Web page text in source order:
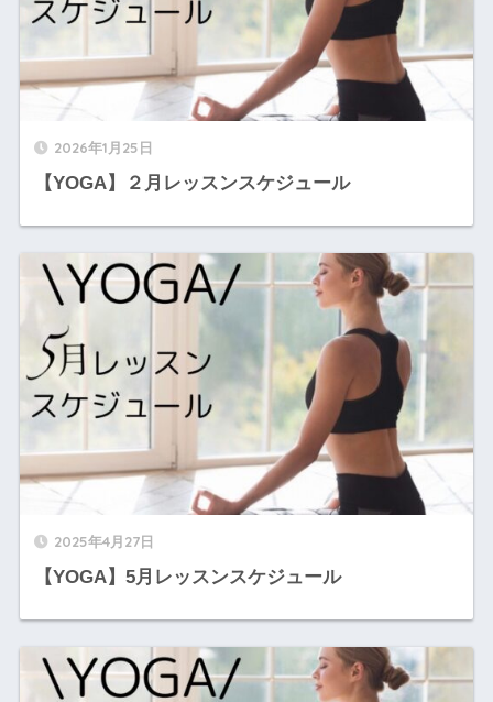
2026年1月25日
【YOGA】２月レッスンスケジュール
2025年4月27日
【YOGA】5月レッスンスケジュール